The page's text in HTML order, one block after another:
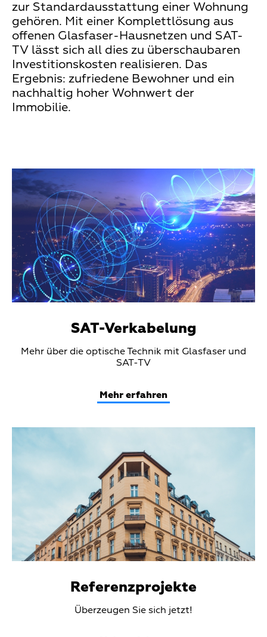
zur Standardausstattung einer Wohnung
gehören. Mit einer Komplettlösung aus
offenen Glasfaser-Hausnetzen und SAT-
TV lässt sich all dies zu überschaubaren
Investitionskosten realisieren. Das
Ergebnis: zufriedene Bewohner und ein
nachhaltig hoher Wohnwert der
Immobilie.
Teaser
Media
SAT-Verkabelung
Teaser
Mehr über die optische Technik mit Glasfaser und
SAT-TV
Mehr erfahren
Teaser
Referenzprojekte
Überzeugen Sie sich jetzt!